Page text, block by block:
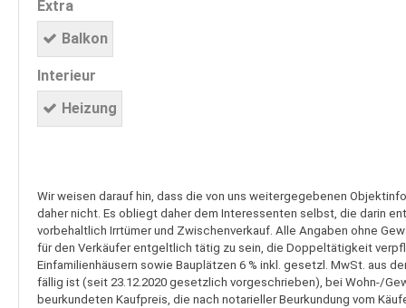
Extra
Balkon
Interieur
Heizung
Wir weisen darauf hin, dass die von uns weitergegebenen
daher nicht. Es obliegt daher dem Interessenten selbst, die darin
vorbehaltlich Irrtümer und Zwischenverkauf. Alle Angaben ohne
für den Verkäufer entgeltlich tätig zu sein, die Doppeltätigkeit
Einfamilienhäusern sowie Bauplätzen 6 % inkl. gesetzl. MwSt. aus
fällig ist (seit 23.12.2020 gesetzlich vorgeschrieben), bei Wohn-/
beurkundeten Kaufpreis, die nach notarieller Beurkundung vom